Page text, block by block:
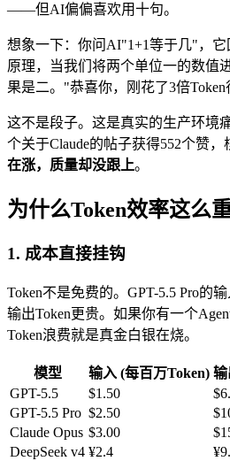
——但AI偏偏喜欢用十句。
想象一下：你问AI"1+1等于几"，
原理，当我们将两个单位一的数值
果是二。"恭喜你，刚花了3倍Token
这不是段子。这是真实的生产环境
个关于Claude的帖子获得552个赞，
在涨，质量却没跟上。
为什么Token效率这么重
1. 成本直接挂钩
Token不是免费的。GPT-5.5 Pro的输
输出Token更贵。如果你有一个
Token浪费就是真金白银在烧。
模型 输入 (每百万Token) 输
GPT-5.5
$1.50
GPT-5.5 Pro $2.50
Claude Opus $3.00
DeepSeek v4 ¥2.4